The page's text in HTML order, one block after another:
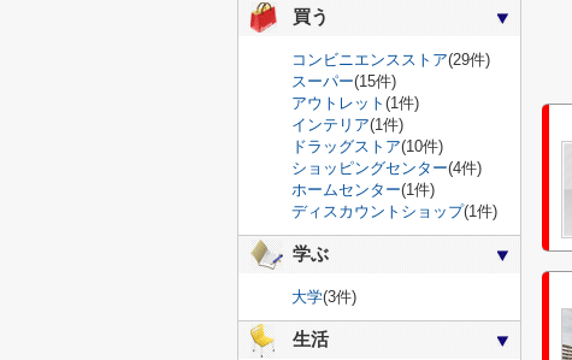
買う
コンビニエンスストア(29件)
スーパー(15件)
アウトレット (1件)
インテリア(1件)
ドラッグストア(10件)
ショッピングセンター(4件)
ホームセンター(1件)
ディスカウントショップ(1件)
学ぶ
大学(3件)
生活